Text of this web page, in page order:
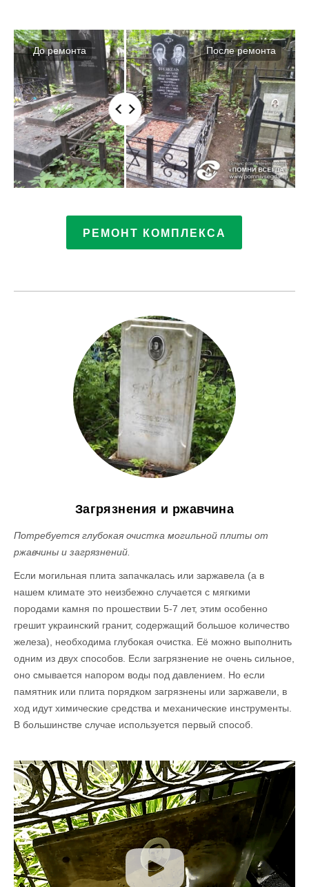
РЕМОНТ КОМПЛЕКСА
Загрязнения и ржавчина
Потребуется глубокая очистка могильной плиты от
ржавчины и загрязнений.
Если могильная плита запачкалась или заржавела (а в
нашем климате это неизбежно случается с мягкими
породами камня по прошествии 5-7 лет, этим особенно
грешит украинский гранит, содержащий большое количество
железа), необходима глубокая очистка. Её можно выполнить
одним из двух способов. Если загрязнение не очень сильное,
оно смывается напором воды под давлением. Но если
памятник или плита порядком загрязнены или заржавели, в
ход идут химические средства и механические инструменты.
В большинстве случае используется первый способ.